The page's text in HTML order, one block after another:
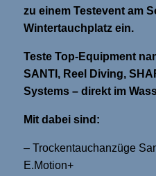
zu einem Testevent am
Wintertauchplatz ein.
Teste Top-Equipment
SANTI, Reel Diving,
Systems – direkt im
Mit dabei sind:
– Trockentauchanzüge
E.Motion+